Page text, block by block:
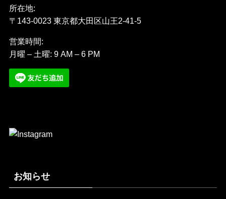
所在地:
〒143-0023 東京都大田区山王2-41-5
営業時間:
月曜 – 土曜: 9 AM – 6 PM
お知らせ